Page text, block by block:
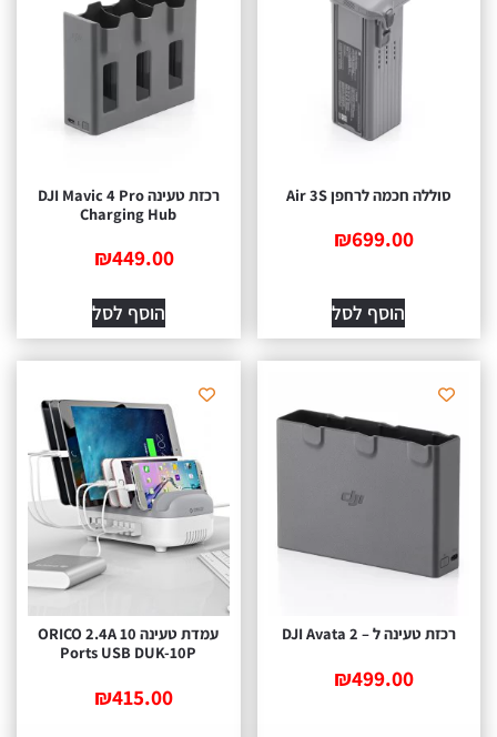
סוללה חכמה לרחפן Air 3S
₪699.00
הוסף לסל
רכזת טעינה DJI Mavic 4 Pro
Charging Hub
₪449.00
הוסף לסל
רכזת טעינה ל – DJI Avata 2
₪499.00
עמדת טעינה ORICO 2.4A 10
Ports USB DUK-10P
₪415.00